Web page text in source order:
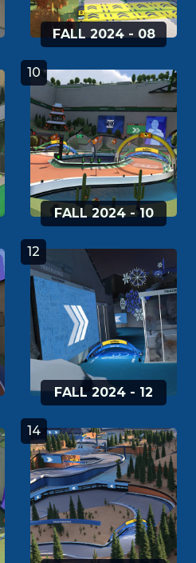
FALL 2024 - 08
10
FALL 2024 - 10
12
FALL 2024 - 12
14